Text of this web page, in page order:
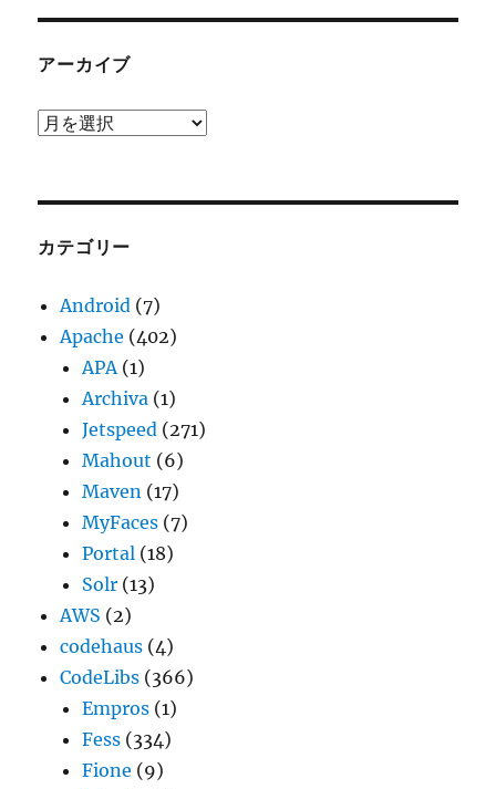
アーカイブ
ア
ブ
カテゴリー
Android (7)
Apache (402)
APA(1)
Archiva (1)
Jetspeed (271)
Mahout (6)
Maven (17)
MyFaces (7)
Portal (18)
Solr (13)
AWS (2)
codehaus (4)
CodeLibs (366)
Empros (1)
Fess (334)
Fione (9)